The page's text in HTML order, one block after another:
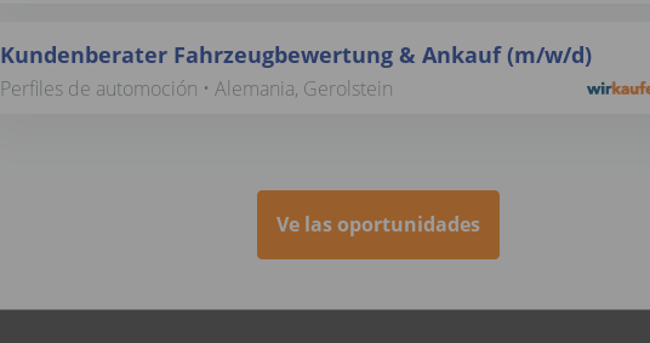
Kundenberater Fahrzeugbewertung & Ankauf (m/w/d)
Perfiles de automoción • Alemania, Gerolstein
Ve las oportunidades